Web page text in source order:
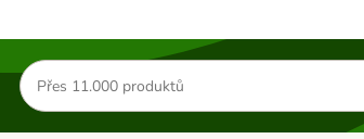
Hledat
produkty